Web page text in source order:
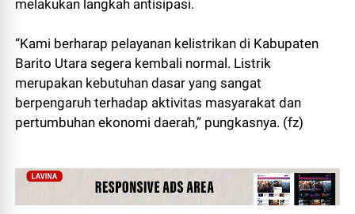
melakukan langkah antisipasi.
“Kami berharap pelayanan kelistrikan di Kabupaten
Barito Utara segera kembali normal. Listrik
merupakan kebutuhan dasar yang sangat
berpengaruh terhadap aktivitas masyarakat dan
pertumbuhan ekonomi daerah,” pungkasnya. (fz)